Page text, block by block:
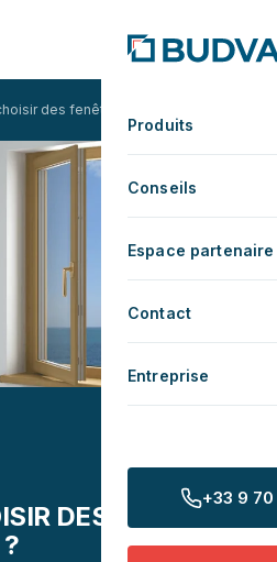
Produits
Conseils
Espace partenaire
Contact
Entreprise
+33 9 70
des fenêtres en aluminium ?
DES FENÊTRES